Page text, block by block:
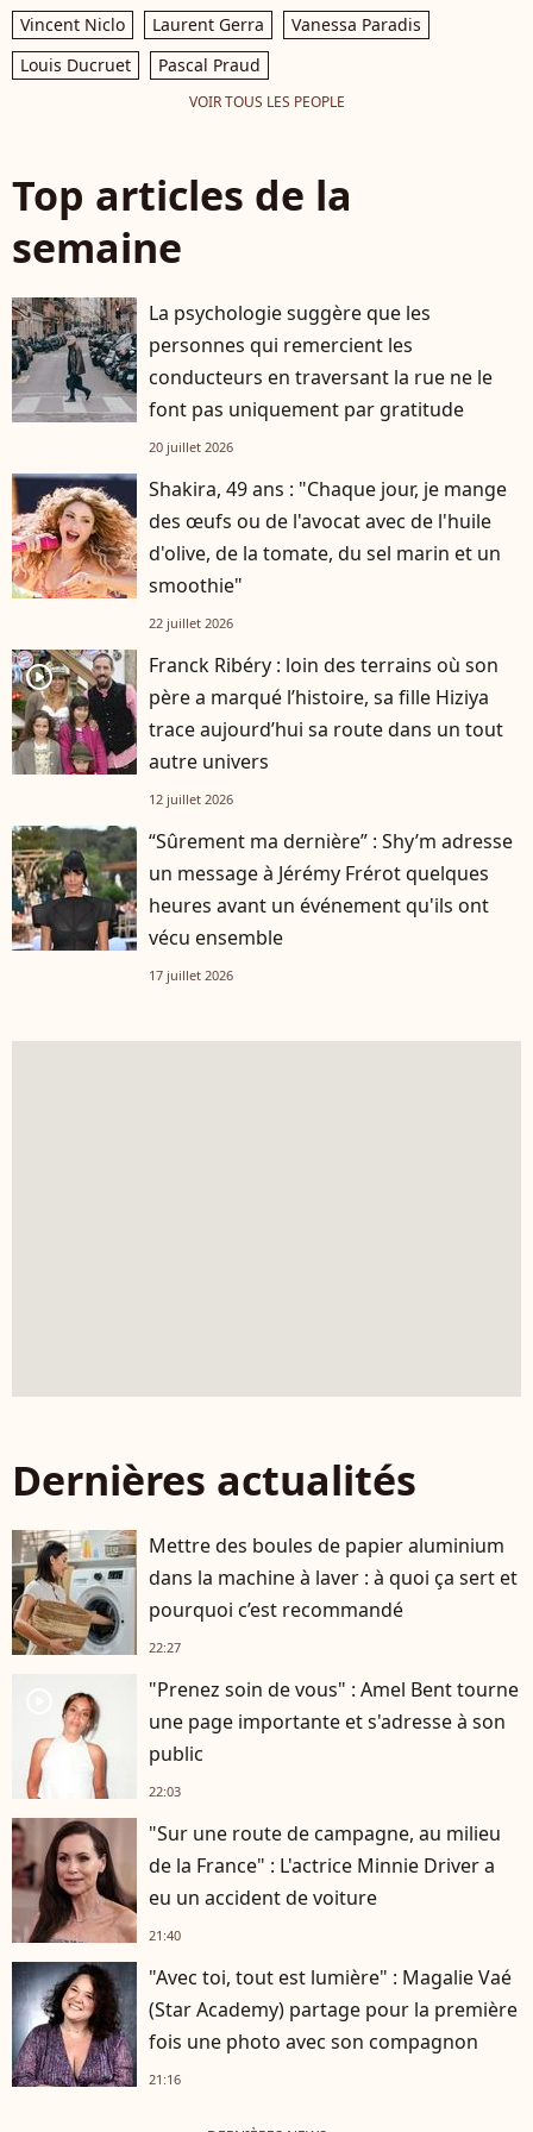
Vincent Niclo Laurent Gerra
Vanessa Paradis
Louis Ducruet
Pascal Praud
VOIR TOUS LES PEOPLE
Top articles de la
semaine
La psychologie suggère que les
personnes qui remercient les
conducteurs en traversant la rue ne le
font pas uniquement par gratitude
20 juillet 2026
Shakira, 49 ans : "Chaque jour, je mange
des œufs ou de l'avocat avec de l'huile
d'olive, de la tomate, du sel marin et un
smoothie"
22 juillet 2026
player2
Franck Ribéry : loin des terrains où son
père a marqué l’histoire, sa fille Hiziya
trace aujourd’hui sa route dans un tout
autre univers
12 juillet 2026
“Sûrement ma dernière” : Shy’m adresse
un message à Jérémy Frérot quelques
heures avant un événement qu'ils ont
vécu ensemble
17 juillet 2026
Dernières actualités
Mettre des boules de papier aluminium
dans la machine à laver : à quoi ça sert et
pourquoi c’est recommandé
22:27
"Prenez soin de vous" : Amel Bent tourne
une page importante et s'adresse à son
public
22:03
"Sur une route de campagne, au milieu
de la France" : L'actrice Minnie Driver a
eu un accident de voiture
21:40
"Avec toi, tout est lumière" : Magalie Vaé
(Star Academy) partage pour la première
fois une photo avec son compagnon
21:16